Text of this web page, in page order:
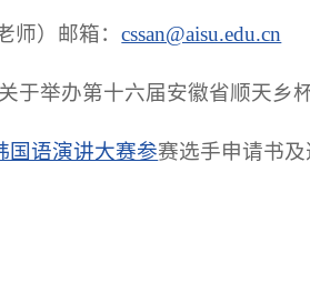
师）邮箱：cssan@aisu.edu.cn
于举办第十六届安徽省顺天乡
国语演讲大赛参赛选手申请书